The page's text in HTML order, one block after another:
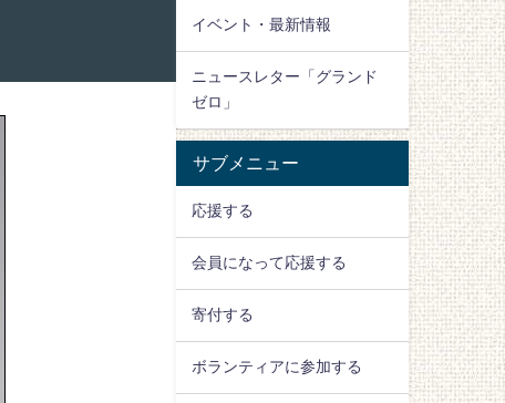
イベント・最新情報
ニュースレター「グランド
ゼロ」
サブメニュー
応援する
会員になって応援する
寄付する
ボランティアに参加する